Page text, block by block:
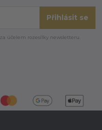
Přihlásit se
za účelem rozesílky newsletteru.